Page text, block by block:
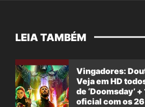
LEIA TAMBÉM
Vingadores:
Veja em HD
de ‘Doomsday’
oficial com os